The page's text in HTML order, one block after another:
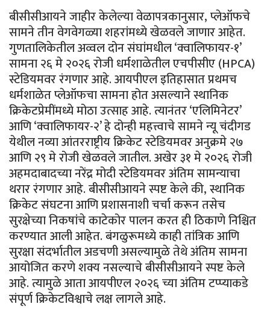
बीसीसीआयने जाहीर केलेल्या वेळापत्रकानुसार, प्लेऑफचे
सामने तीन वेगवेगळ्या शहरांमध्ये खेळवले जाणार आहेत.
गुणतालिकेतील अव्वल दोन संघांमधील ‘क्वालिफायर-१’
सामना २६ मे २०२६ रोजी धर्मशाळेतील एचपीसीए (HPCA)
स्टेडियमवर रंगणार आहे. आयपीएल इतिहासात प्रथमच
धर्मशाळेत प्लेऑफचा सामना होत असल्याने स्थानिक
क्रिकेटप्रेमींमध्ये मोठा उत्साह आहे. त्यानंतर ‘एलिमिनेटर’
आणि ‘क्वालिफायर-२’ हे दोन्ही महत्त्वाचे सामने न्यू चंदीगड
येथील नव्या आंतरराष्ट्रीय क्रिकेट स्टेडियमवर अनुक्रमे २७
आणि २९ मे रोजी खेळवले जातील. अखेर ३१ मे २०२६ रोजी
अहमदाबादच्या नरेंद्र मोदी स्टेडियमवर अंतिम सामन्याचा
थरार रंगणार आहे. बीसीसीआयने स्पष्ट केले की, स्थानिक
क्रिकेट संघटना आणि प्रशासनाशी चर्चा करून तसेच
सुरक्षेच्या निकषांचे काटेकोर पालन करत ही ठिकाणे निश्चित
करण्यात आली आहेत. बंगळुरूमध्ये काही तांत्रिक आणि
सुरक्षा संदर्भातील अडचणी असल्यामुळे तेथे अंतिम सामना
आयोजित करणे शक्य नसल्याचे बीसीसीआयने स्पष्ट केले
आहे. त्यामुळे आता आयपीएल २०२६ च्या अंतिम टप्प्याकडे
संपूर्ण क्रिकेटविश्वाचे लक्ष लागले आहे.